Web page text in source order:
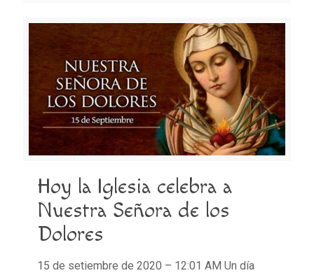
Hoy la Iglesia celebra a
Nuestra Señora de los
Dolores
15 de setiembre de 2020 – 12:01 AM Un día